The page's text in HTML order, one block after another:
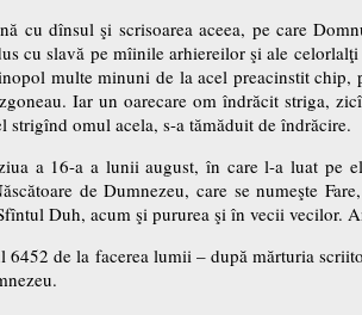
cu dînsul şi scrisoarea aceea, pe care
cu slavă pe mîinile arhiereilor şi ale
multe minuni de la acel preacinstit chip,
Iar un oarecare om îndrăcit striga,
strigînd omul acela, s-a tămăduit de îndrăcire.
a 16-a a lunii august, în care l-a luat pe
de Dumnezeu, care se numeşte
Duh, acum şi pururea şi în vecii vecilor.
de la facerea lumii – după mărturia